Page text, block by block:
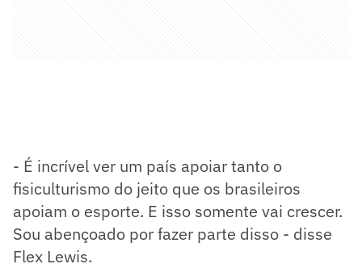
- É incrível ver um país apoiar tanto o
fisiculturismo do jeito que os brasileiros
apoiam o esporte. E isso somente vai crescer.
Sou abençoado por fazer parte disso - disse
Flex Lewis.